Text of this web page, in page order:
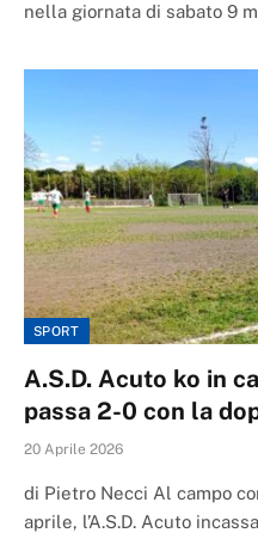
nella giornata di sabato 9
SPORT
A.S.D. Acuto ko in
passa 2-0 con la
20 Aprile 2026
di Pietro Necci Al campo
aprile, l’A.S.D. Acuto